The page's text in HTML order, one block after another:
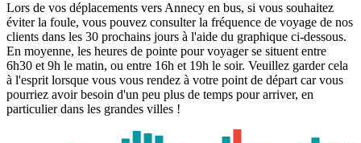
Lors de vos déplacements vers Annecy en bus, si vous souhaitez
éviter la foule, vous pouvez consulter la fréquence de voyage de nos
clients dans les 30 prochains jours à l'aide du graphique ci-dessous.
En moyenne, les heures de pointe pour voyager se situent entre
6h30 et 9h le matin, ou entre 16h et 19h le soir. Veuillez garder cela
à l'esprit lorsque vous vous rendez à votre point de départ car vous
pourriez avoir besoin d'un peu plus de temps pour arriver, en
particulier dans les grandes villes !